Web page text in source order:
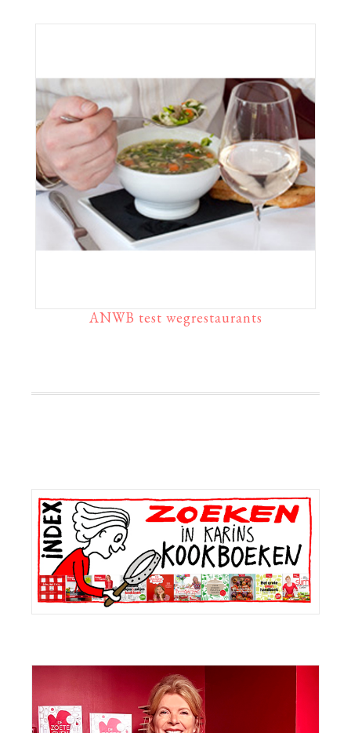
ANWB test wegrestaurants
Primaire
Sidebar